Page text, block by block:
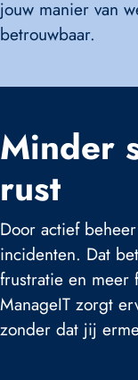
jouw manier van
betrouwbaar.
Minder
rust
Door actief
incidenten. Dat
frustratie en meer
ManageIT zorgt
zonder dat jij